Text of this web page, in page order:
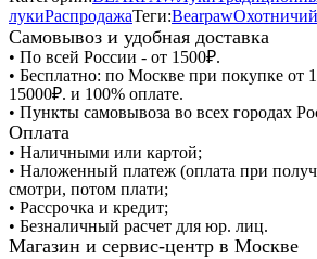
лукиРаспродажаТеги:Bearpaw
Самовывоз и удобная доставка
• По всей России - от 1500₽.
• Бесплатно: по Москве при покупке от
15000₽. и 100% оплате.
• Пункты самовывоза во всех городах
Оплата
• Наличными или картой;
• Наложенный платеж (оплата при
смотри, потом плати;
• Рассрочка и кредит;
• Безналичный расчет для юр. лиц.
Магазин и сервис-центр в Москве